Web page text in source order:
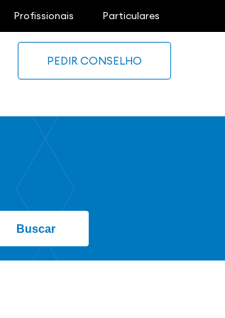
Profissionais Particulares
PEDIR CONSELHO